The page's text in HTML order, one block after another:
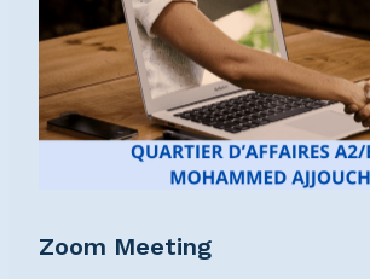
Zoom Meeting